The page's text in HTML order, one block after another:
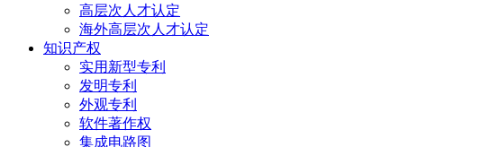
高层次人才认定
海外高层次人才认定
知识产权
实用新型专利
发明专利
外观专利
软件著作权
集成电路图